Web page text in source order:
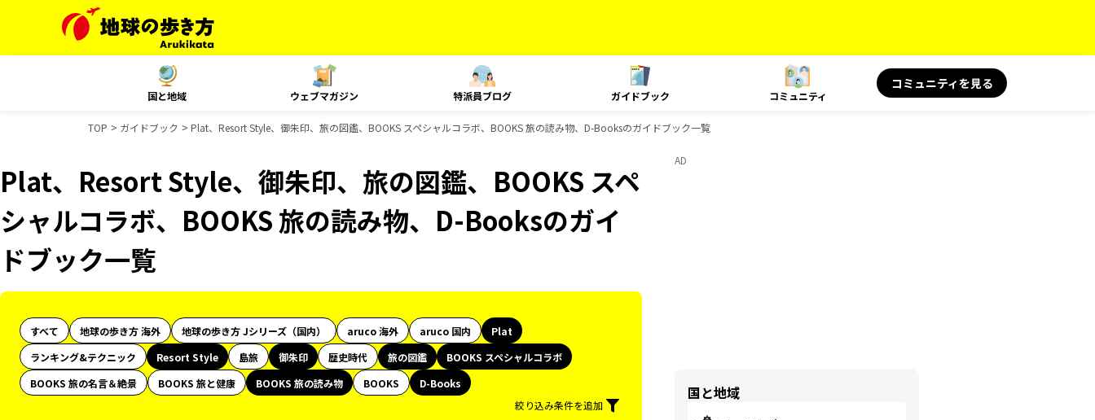
国と地域 ウェブマガジン 特派員ブログ ガイドブック コミュニティ
コミュニティを見る
TOP ガイドブック Plat、Resort Style、御朱印、旅の図鑑、BOOKS スペシャルコラボ、BOOKS 旅の読み物、D-Booksのガイドブック一覧
Plat、Resort Style、御朱印、旅の図鑑、BOOKS スペ
シャルコラボ、BOOKS 旅の読み物、D-Booksのガイ
ドブック一覧
すべて 地球の歩き方 海外 地球の歩き方 Jシリーズ（国内） aruco 海外 aruco 国内
Plat
ランキング&テクニック
Resort Style 島旅 御朱印 歴史時代 旅の図鑑
BOOKS スペシャルコラボ
BOOKS 旅の名言＆絶景
BOOKS 旅と健康 BOOKS 旅の読み物 BOOKS
D-Books
絞り込み条件を追加
AD
国と地域